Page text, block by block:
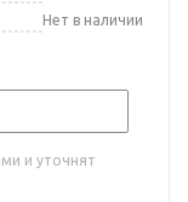
Нет в наличии
и уточнят